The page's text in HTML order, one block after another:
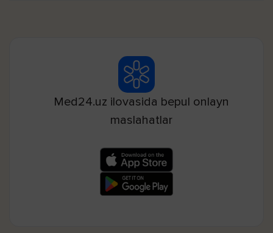
Med24.uz ilovasida bepul onlayn
maslahatlar